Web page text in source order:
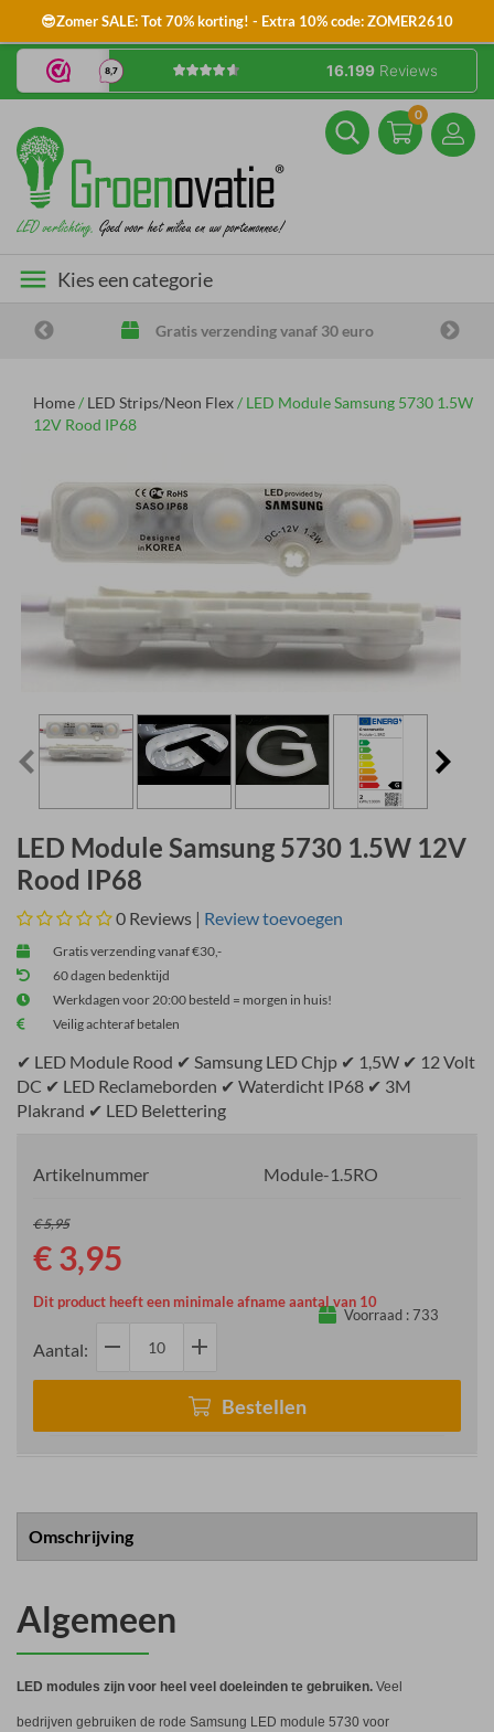
😎Zomer SALE: Tot 70% korting! - Extra 10% code: ZOMER2610
0
menu Kies een categorie
Gratis verzending vanaf 30 euro
Home/ LED Strips/Neon Flex/ LED Module Samsung 5730 1.5W
12V Rood IP68
LED Module Samsung 5730 1.5W 12V
Rood IP68
0 Reviews | Review toevoegen
Gratis verzending vanaf €30,-
60 dagen bedenktijd
Werkdagen voor 20:00 besteld = morgen in huis!
Veilig achteraf betalen
✔ LED Module Rood ✔ Samsung LED Chjp ✔ 1,5W ✔ 12 Volt
DC ✔ LED Reclameborden ✔ Waterdicht IP68 ✔ 3M
Plakrand ✔ LED Belettering
Artikelnummer Module-1.5RO
€ 5,95
€ 3,95
Voorraad :733
Dit product heeft een minimale afname aantal van 10
Aantal: remove add
Bestellen
Omschrijving
Algemeen
LED modules zijn voor heel veel doeleinden te gebruiken. Veel
bedrijven gebruiken de rode Samsung LED module 5730 voor